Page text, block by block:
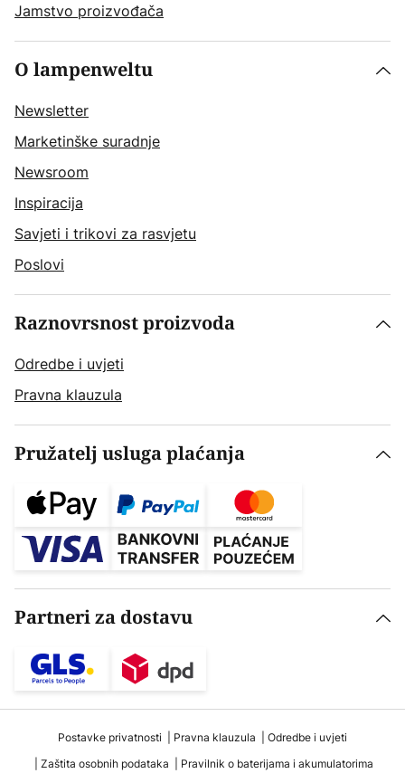
Jamstvo proizvođača
O lampenweltu
Newsletter
Marketinške suradnje
Newsroom
Inspiracija
Savjeti i trikovi za rasvjetu
Poslovi
Raznovrsnost proizvoda
Odredbe i uvjeti
Pravna klauzula
Pružatelj usluga plaćanja
Partneri za dostavu
Postavke privatnosti Pravna klauzula
Odredbe i uvjeti
Zaštita osobnih podataka
Pravilnik o baterijama i akumulatorima